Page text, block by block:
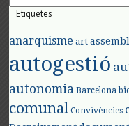
Etiquetes
anarquisme art
autogestió
autonomia Barcelona
comunal Convivències